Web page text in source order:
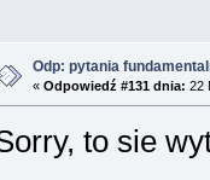
Odp: pytania
« Odpowiedź #131 dnia: 22
to sie